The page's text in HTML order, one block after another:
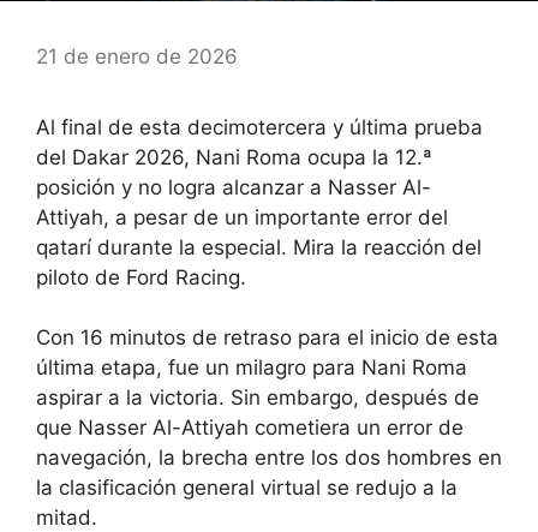
21 de enero de 2026
Al final de esta decimotercera y última prueba
del Dakar 2026, Nani Roma ocupa la 12.ª
posición y no logra alcanzar a Nasser Al-
Attiyah, a pesar de un importante error del
qatarí durante la especial. Mira la reacción del
piloto de Ford Racing.
Con 16 minutos de retraso para el inicio de esta
última etapa, fue un milagro para Nani Roma
aspirar a la victoria. Sin embargo, después de
que Nasser Al-Attiyah cometiera un error de
navegación, la brecha entre los dos hombres en
la clasificación general virtual se redujo a la
mitad.